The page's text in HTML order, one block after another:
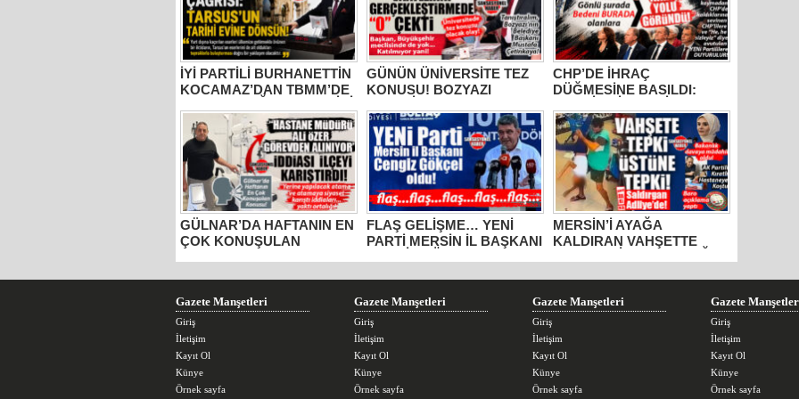
İYİ PARTİLİ BURHANETTİN
KOCAMAZ’DAN TBMM’DE
ESERLER AİT OLDUĞU
TOPRAKLARA DÖNMELİ!”
GÜNÜN ÜNİVERSİTE TEZ
KONUSU! BOZYAZI
MUSTAFA ÇETİNKAYA’NIN
2 YILLIK KARNESİ
AÇIKLANDI: “VAATLER
SIFIR ÇEKTİ”
CHP’DE İHRAÇ
DÜĞMESİNE BASILDI:
GÖZLER TAVIR
KOYMADAN, NET DURUŞ
SERGİLEMEDEN CHP’DE
KALAN 4 İSME; SEÇER,
KIŞ, ÖMÜR VE VARAL’A
ÇEVRİLDİ!
GÜLNAR’DA HAFTANIN EN
ÇOK KONUŞULAN
GÖREVDEN Mİ ALINIYOR?
FLAŞ GELİŞME… YENİ
PARTİ MERSİN İL BAŞKANI
MERSİN’İ AYAĞA
KALDIRAN VAHŞETTE
SALDIRGAN ADLİYEDE!
YAPTI, AK PARTİLİ KIRATLI
MERSİN BAROSU
Gazete Manşetleri
Giriş
İletişim
Kayıt Ol
Künye
Örnek sayfa
Gazete Manşetleri
Giriş
İletişim
Kayıt Ol
Künye
Örnek sayfa
Gazete Manşetleri
Giriş
İletişim
Kayıt Ol
Künye
Örnek sayfa
Gazete
Giriş
İletişim
Kayıt Ol
Künye
Örnek sayfa